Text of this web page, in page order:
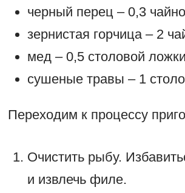
черный перец – 0,3
зернистая горчица – 2
мед – 0,5 столовой
сушеные травы – 1
Переходим к процессу
Очистить рыбу.
и извлечь филе.